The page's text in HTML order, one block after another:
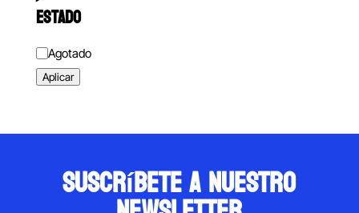
ESTADO
Estado
Agotado
Aplicar
suscríbete a nuestro